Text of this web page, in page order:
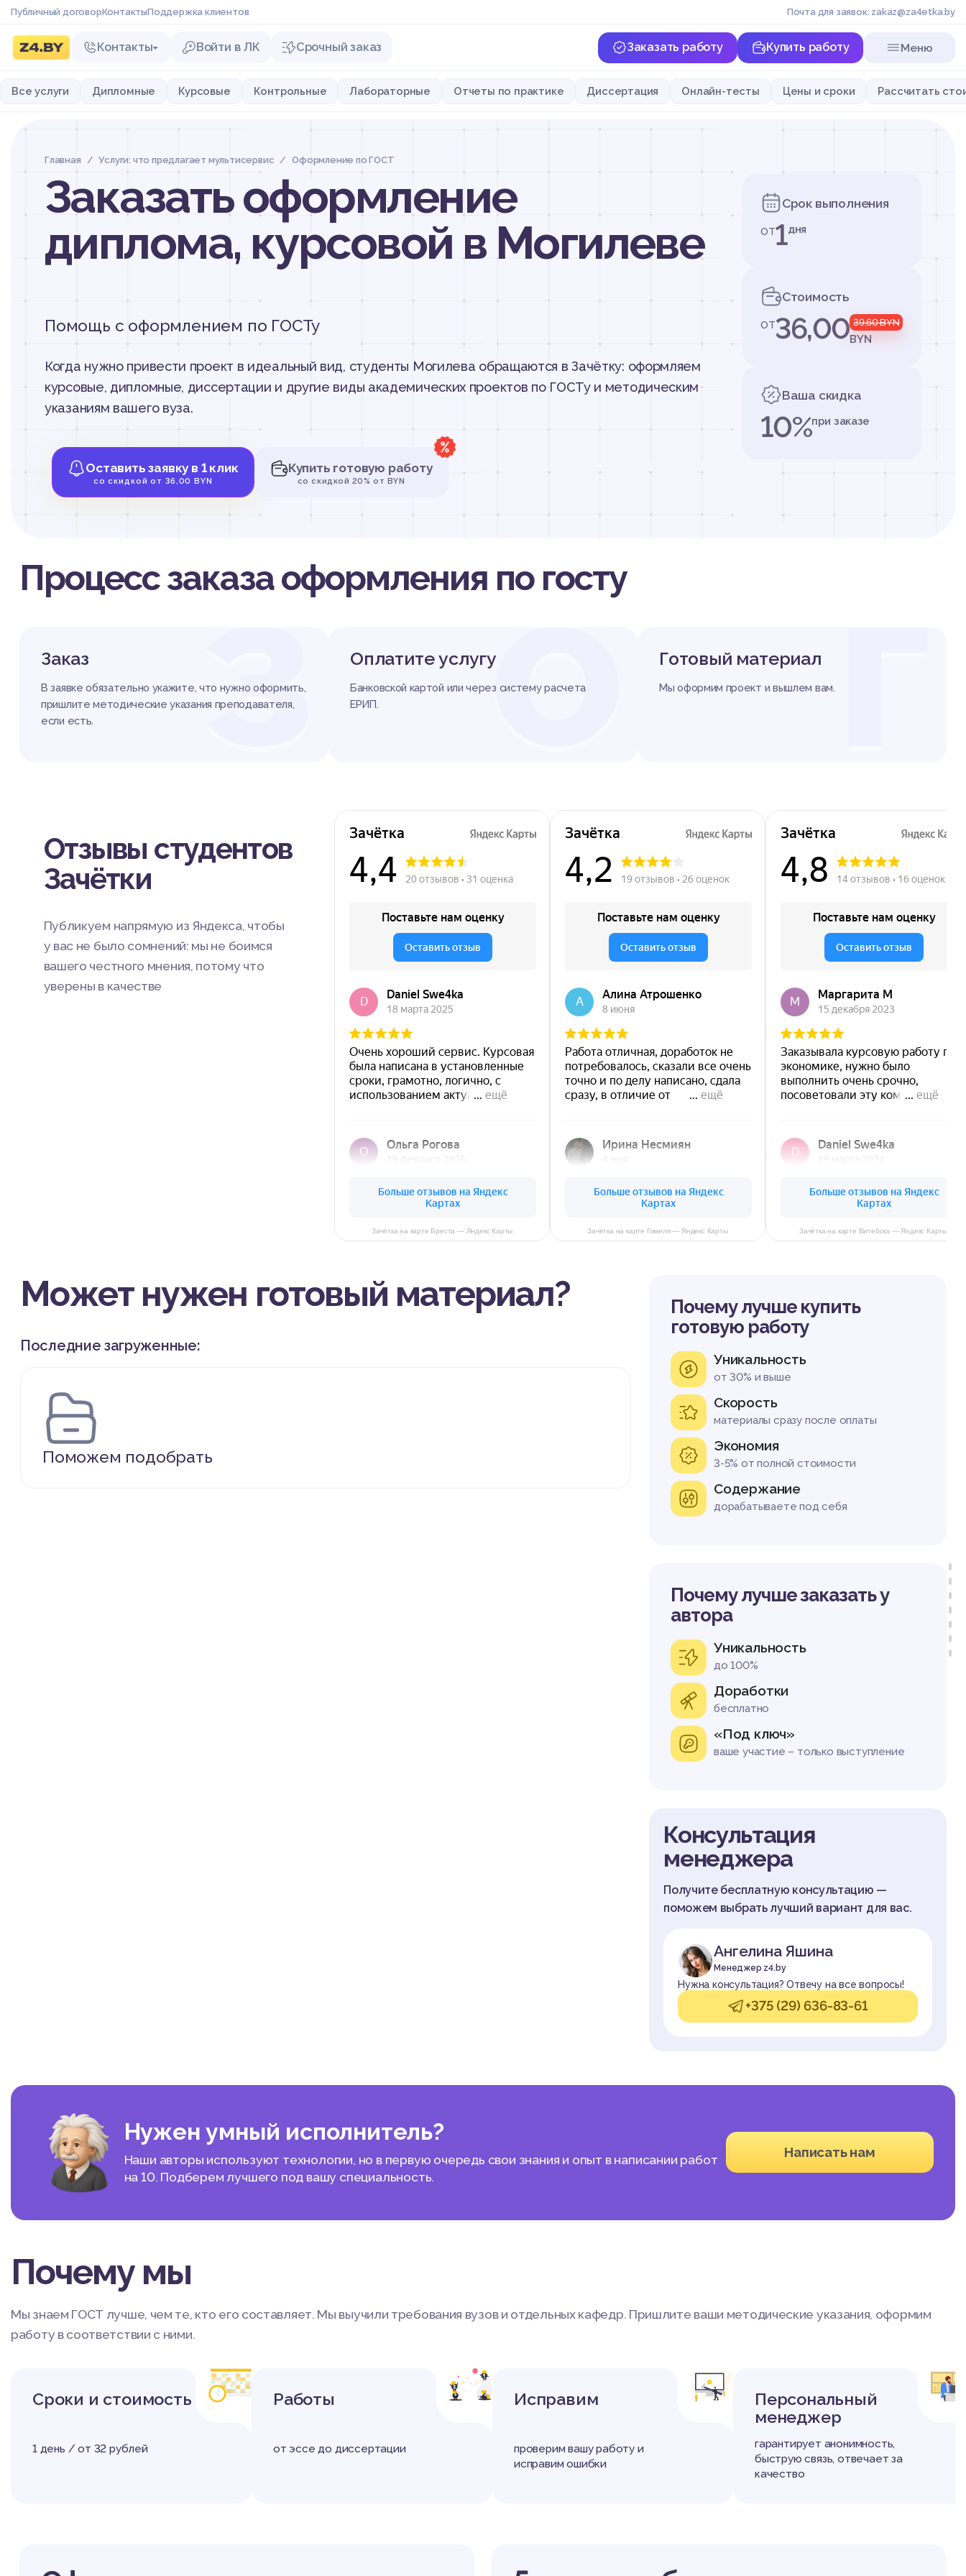
Публичный договорКонтактыПоддержка клиентов Почта для заявок: zakaz@za4etka.by
Контакты Войти в ЛК Срочный заказ Заказать работу Купить работу Меню
Все услуги Дипломные Курсовые Контрольные Лабораторные Отчеты по практике Диссертация Онлайн-тесты Цены и сроки Рассчитать
Главная Услуги: что предлагает мультисервис Оформление по ГОСТ
Заказать оформление
диплома, курсовой в Могилеве
Помощь с оформлением по ГОСТу
Когда нужно привести проект в идеальный вид, студенты Могилева обращаются в Зачётку: оформляем
курсовые, дипломные, диссертации и другие виды академических проектов по ГОСТу и методическим
указаниям вашего вуза.
Оставить заявку в 1 клик
со скидкой от 36,00 BYN
Купить готовую работу
со скидкой 20% от BYN
Срок выполнения
от1дня
Стоимость
от36,00 39,60BYN
BYN
Ваша скидка
10%при заказе
Процесс заказа оформления по госту
З
Заказ
В заявке обязательно укажите, что нужно оформить,
пришлите методические указания преподавателя,
если есть.
О
Оплатите услугу
Банковской картой или через систему расчета
ЕРИП.
Готовый материал
Мы оформим проект и вышлем вам.
Отзывы студентов
Зачётки
Публикуем напрямую из Яндекса, чтобы
у вас не было сомнений: мы не боимся
вашего честного мнения, потому что
уверены в качестве
Зачётка на карте Бреста — Яндекс Карты Зачётка на карте Гомеля — Яндекс Карты Зачётка на карте Витебска — Яндекс Карты
Может нужен готовый материал?
Последние загруженные:
Поможем подобрать
Почему лучше купить
готовую работу
Уникальность
от 30% и выше
Скорость
материалы сразу после оплаты
Экономия
3-5% от полной стоимости
Содержание
дорабатываете под себя
Почему лучше заказать у
автора
Уникальность
до 100%
Доработки
бесплатно
«Под ключ»
ваше участие – только выступление
Консультация
менеджера
Получите бесплатную консультацию —
поможем выбрать лучший вариант для вас.
Ангелина Яшина
Менеджер z4.by
Нужна консультация? Отвечу на все вопросы!
+375 (29) 636-83-61
Нужен умный исполнитель?
Наши авторы используют технологии, но в первую очередь свои знания и опыт в написании работ
на 10. Подберем лучшего под вашу специальность.
Написать нам
Почему мы
Мы знаем ГОСТ лучше, чем те, кто его составляет. Мы выучили требования вузов и отдельных кафедр. Пришлите ваши методические указания, оформим
работу в соответствии с ними.
Сроки и стоимость
1 день / от 32 рублей
Работы
от эссе до диссертации
Исправим
проверим вашу работу и
исправим ошибки
Персональный
менеджер
гарантирует анонимность,
быструю связь, отвечает за
качество